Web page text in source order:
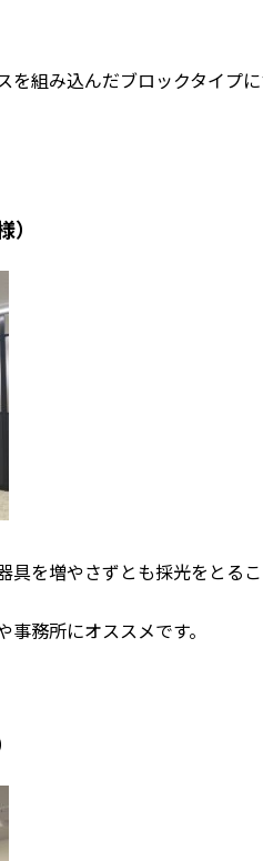
組み込んだブロックタイプ
を増やさずとも採光をとるこ
務所にオススメです。